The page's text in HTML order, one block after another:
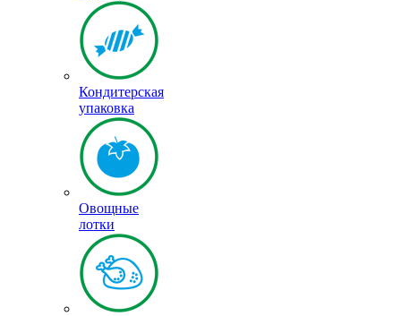
Кондитерская
упаковка
Овощные
лотки